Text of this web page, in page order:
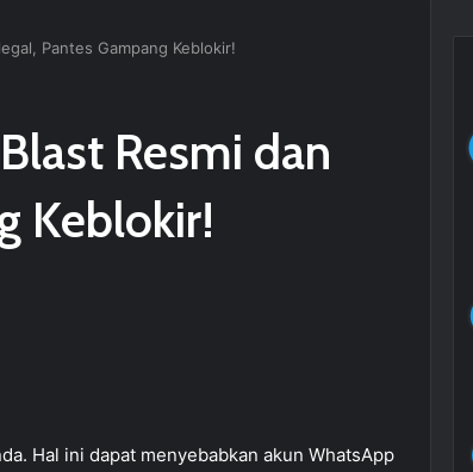
Pantes Gampang Keblokir!
Resmi dan
Keblokir!
Hal ini dapat menyebabkan akun WhatsApp